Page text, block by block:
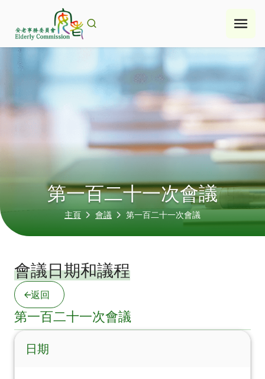
第一百二十一次會議
主頁 會議 第一百二十一次會議
會議日期和議程
返回
第一百二十一次會議
日期